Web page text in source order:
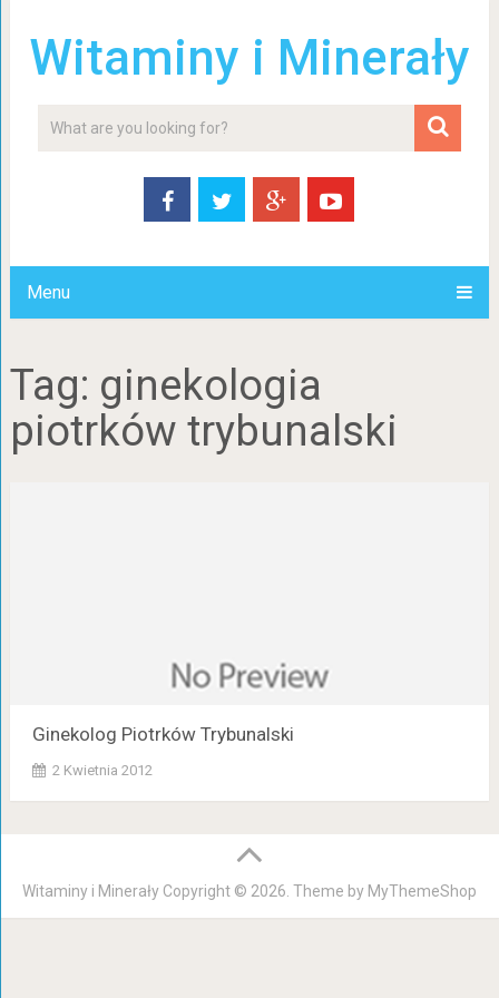
Witaminy i Minerały
Menu
Tag: ginekologia
piotrków trybunalski
Ginekolog Piotrków Trybunalski
2 Kwietnia 2012
Witaminy i Minerały Copyright © 2026. Theme by MyThemeShop